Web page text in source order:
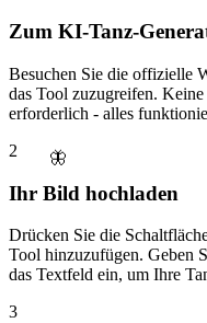
🦋
Zum KI-Tanz-
Besuchen Sie die offizielle
das Tool zuzugreifen.
erforderlich - alles
2
Ihr Bild hochladen
Drücken Sie die
Tool hinzuzufügen. Geben
das Textfeld ein, um Ihre
3